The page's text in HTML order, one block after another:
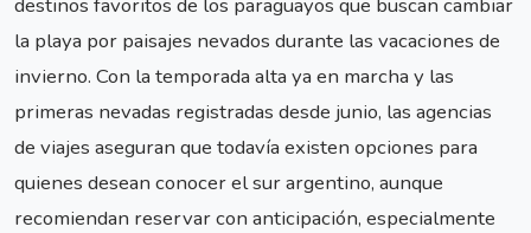
la playa por paisajes nevados durante las vacaciones de
invierno. Con la temporada alta ya en marcha y las
primeras nevadas registradas desde junio, las agencias
de viajes aseguran que todavía existen opciones para
quienes desean conocer el sur argentino, aunque
recomiendan reservar con anticipación, especialmente